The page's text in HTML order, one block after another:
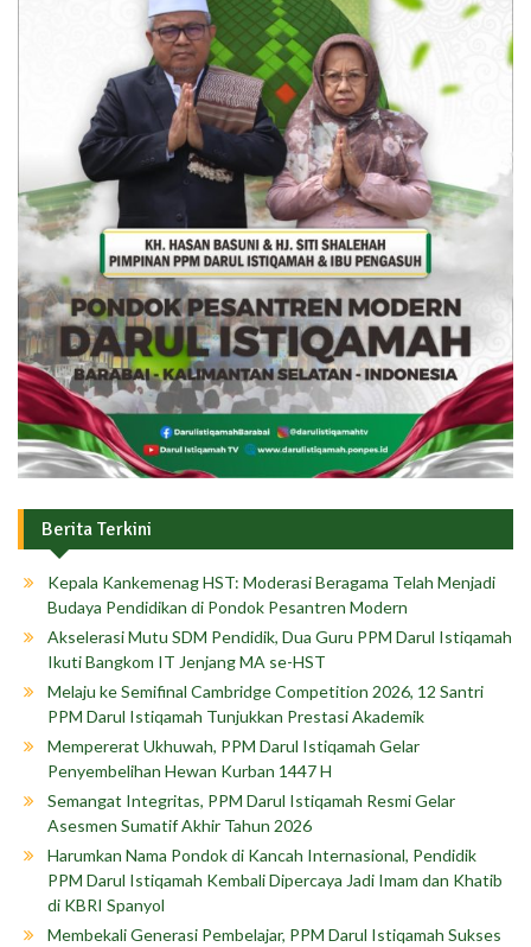
Berita Terkini
Kepala Kankemenag HST: Moderasi Beragama Telah Menjadi
Budaya Pendidikan di Pondok Pesantren Modern
Akselerasi Mutu SDM Pendidik, Dua Guru PPM Darul Istiqamah
Ikuti Bangkom IT Jenjang MA se-HST
Melaju ke Semifinal Cambridge Competition 2026, 12 Santri
PPM Darul Istiqamah Tunjukkan Prestasi Akademik
Mempererat Ukhuwah, PPM Darul Istiqamah Gelar
Penyembelihan Hewan Kurban 1447 H
Semangat Integritas, PPM Darul Istiqamah Resmi Gelar
Asesmen Sumatif Akhir Tahun 2026
Harumkan Nama Pondok di Kancah Internasional, Pendidik
PPM Darul Istiqamah Kembali Dipercaya Jadi Imam dan Khatib
di KBRI Spanyol
Membekali Generasi Pembelajar, PPM Darul Istiqamah Sukses